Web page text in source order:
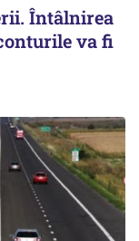
Întâlnirea
va fi